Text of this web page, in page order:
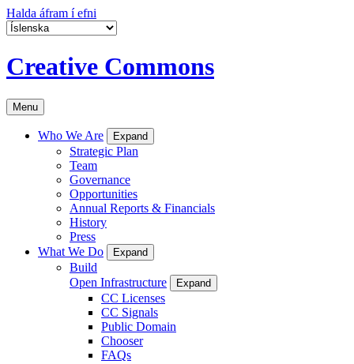
Halda áfram í efni
Creative Commons
Menu
Who We Are Expand
Strategic Plan
Team
Governance
Opportunities
Annual Reports & Financials
History
Press
What We Do
Expand
Build
Open Infrastructure
Expand
CC Licenses
CC Signals
Public Domain
Chooser
FAQs